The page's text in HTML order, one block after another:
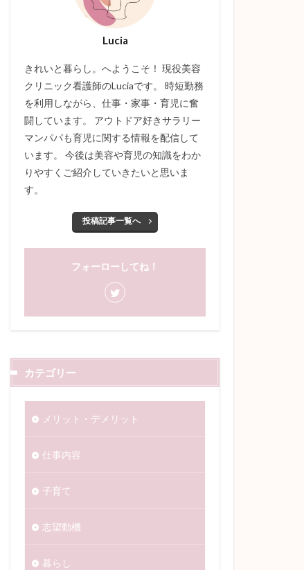
Lucia
きれいと暮らし。へようこそ！ 現役美容
クリニック看護師のLuciaです。 時短勤務
を利用しながら、仕事・家事・育児に奮
闘しています。 アウトドア好きサラリー
マンパパも育児に関する情報を配信して
います。 今後は美容や育児の知識をわか
りやすくご紹介していきたいと思いま
す。
投稿記事一覧へ
フォーローしてね！
カテゴリー
メリット・デメリット
仕事内容
子育て
志望動機
暮らし